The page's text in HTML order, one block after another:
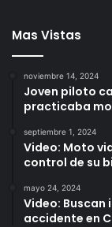
Mas Vistas
noviembre 14, 2024
Joven piloto
practicaba
septiembre 1, 2024
Video: Moto
control de su
mayo 24, 2024
Video:
accidente en